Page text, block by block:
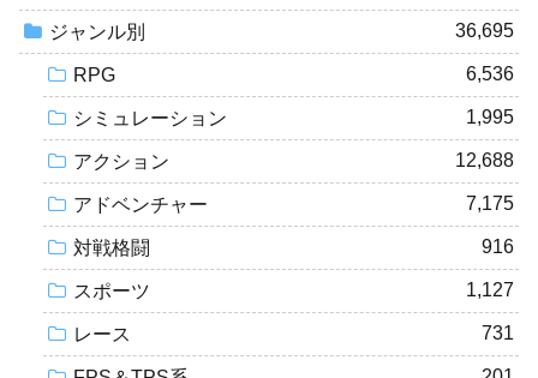
ジャンル別 36,695
RPG 6,536
シミュレーション 1,995
アクション 12,688
アドベンチャー 7,175
対戦格闘 916
スポーツ 1,127
レース 731